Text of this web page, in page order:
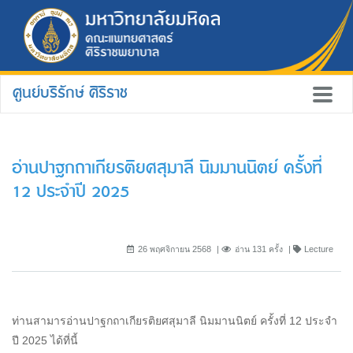
ศูนย์บริรักษ์ ศิริราช
อ่านปาฐกถาเกียรติยศสุมาลี นิมมานนิตย์ ครั้งที่
12 ประจำปี 2025
26 พฤศจิกายน 2568 อ่าน 131 ครั้ง Lecture
ท่านสามารอ่านปาฐกถาเกียรติยศสุมาลี นิมมานนิตย์ ครั้งที่ 12 ประจำ
ปี 2025 ได้ที่นี้